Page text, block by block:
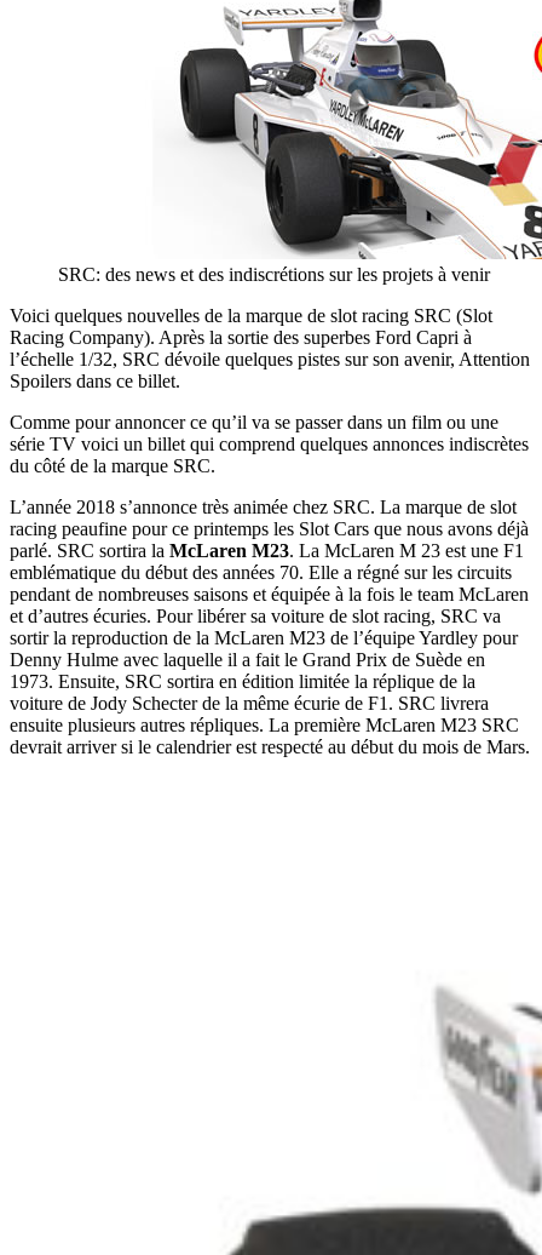
SRC: des news et des indiscrétions sur les projets à venir
Voici quelques nouvelles de la marque de slot racing SRC (Slot
Racing Company). Après la sortie des superbes Ford Capri à
l’échelle 1/32, SRC dévoile quelques pistes sur son avenir, Attention
Spoilers dans ce billet.
Comme pour annoncer ce qu’il va se passer dans un film ou une
série TV voici un billet qui comprend quelques annonces indiscrètes
du côté de la marque SRC.
L’année 2018 s’annonce très animée chez SRC. La marque de slot
racing peaufine pour ce printemps les Slot Cars que nous avons déjà
parlé. SRC sortira la McLaren M23. La McLaren M 23 est une F1
emblématique du début des années 70. Elle a régné sur les circuits
pendant de nombreuses saisons et équipée à la fois le team McLaren
et d’autres écuries. Pour libérer sa voiture de slot racing, SRC va
sortir la reproduction de la McLaren M23 de l’équipe Yardley pour
Denny Hulme avec laquelle il a fait le Grand Prix de Suède en
1973. Ensuite, SRC sortira en édition limitée la réplique de la
voiture de Jody Schecter de la même écurie de F1. SRC livrera
ensuite plusieurs autres répliques. La première McLaren M23 SRC
devrait arriver si le calendrier est respecté au début du mois de Mars.